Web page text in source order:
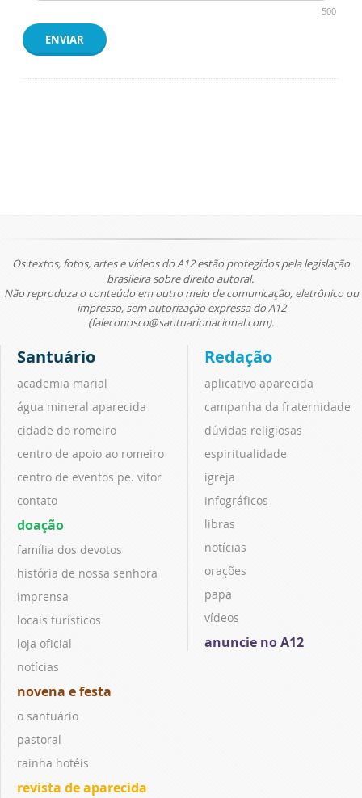
500
ENVIAR
Os textos, fotos, artes e vídeos do A12 estão protegidos pela legislação
brasileira sobre direito autoral.
Não reproduza o conteúdo em outro meio de comunicação, eletrônico ou
impresso, sem autorização expressa do A12
(faleconosco@santuarionacional.com).
Santuário
academia marial
água mineral aparecida
cidade do romeiro
centro de apoio ao romeiro
centro de eventos pe. vitor
contato
doação
família dos devotos
história de nossa senhora
imprensa
locais turísticos
loja oficial
notícias
novena e festa
o santuário
pastoral
rainha hotéis
revista de aparecida
Redação
aplicativo aparecida
campanha da fraternidade
dúvidas religiosas
espiritualidade
igreja
infográficos
libras
notícias
orações
papa
vídeos
anuncie no A12